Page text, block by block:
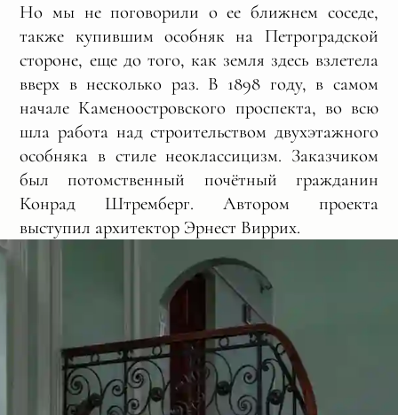
Но мы не поговорили о ее ближнем соседе,
также купившим особняк на Петроградской
стороне, еще до того, как земля здесь взлетела
вверх в несколько раз. В 1898 году, в самом
начале Каменоостровского проспекта, во всю
шла работа над строительством двухэтажного
особняка в стиле неоклассицизм. Заказчиком
был потомственный почётный гражданин
Конрад Штремберг. Автором проекта
выступил архитектор Эрнест Виррих.